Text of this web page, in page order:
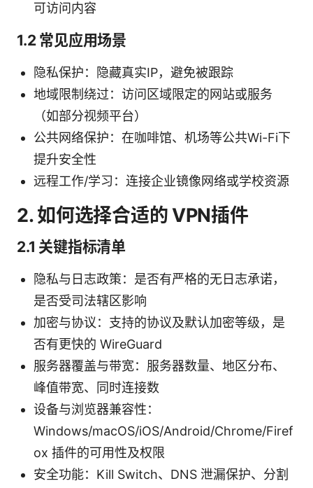
可访问内容
1.2 常见应用场景
隐私保护：隐藏真实IP，避免被跟踪
地域限制绕过：访问区域限定的网站或服务
（如部分视频平台）
公共网络保护：在咖啡馆、机场等公共Wi-Fi下
提升安全性
远程工作/学习：连接企业镜像网络或学校资源
2. 如何选择合适的 VPN插件
2.1 关键指标清单
隐私与日志政策：是否有严格的无日志承诺，
是否受司法辖区影响
加密与协议：支持的协议及默认加密等级，是
否有更快的 WireGuard
服务器覆盖与带宽：服务器数量、地区分布、
峰值带宽、同时连接数
设备与浏览器兼容性：
Windows/macOS/iOS/Android/Chrome/Firef
ox 插件的可用性及权限
安全功能：Kill Switch、DNS 泄漏保护、分割